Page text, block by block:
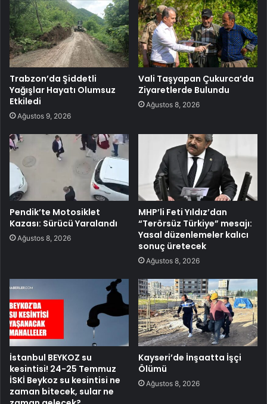
Trabzon’da Şiddetli
Yağışlar Hayatı Olumsuz
Etkiledi
Ağustos 9, 2026
Vali Taşyapan Çukurca’da
Ziyaretlerde Bulundu
Ağustos 8, 2026
Pendik’te Motosiklet
Kazası: Sürücü Yaralandı
Ağustos 8, 2026
MHP’li Feti Yıldız’dan
“Terörsüz Türkiye” mesajı:
Yasal düzenlemeler kalıcı
sonuç üretecek
Ağustos 8, 2026
İstanbul BEYKOZ su
kesintisi! 24-25 Temmuz
İSKİ Beykoz su kesintisi ne
zaman bitecek, sular ne
Kayseri’de İnşaatta İşçi
Ölümü
Ağustos 8, 2026